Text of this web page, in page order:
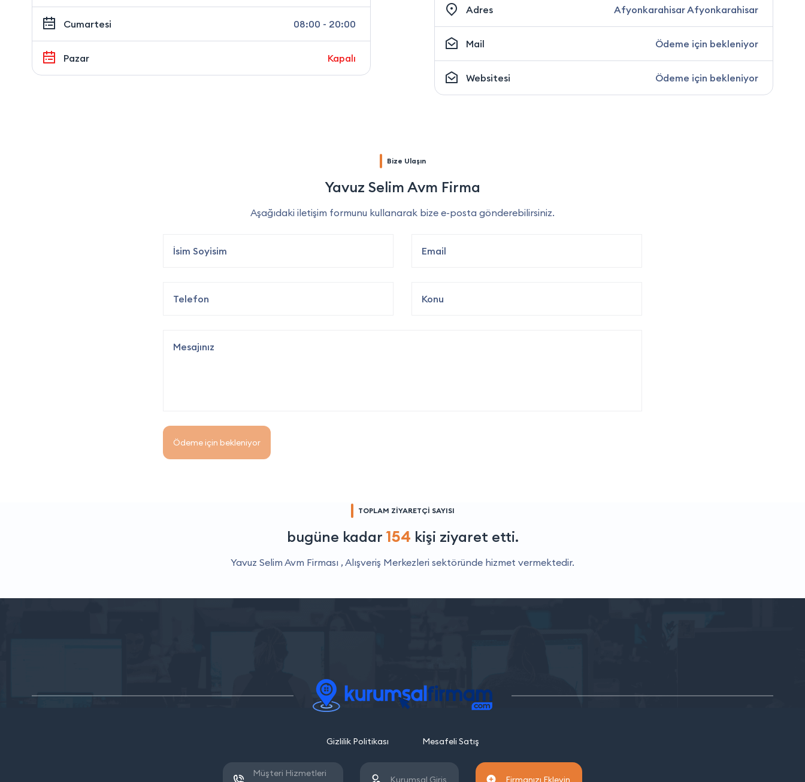
Cumartesi 08:00 - 20:00
Pazar Kapalı
Adres Afyonkarahisar Afyonkarahisar
Mail Ödeme için bekleniyor
Websitesi Ödeme için bekleniyor
Bize Ulaşın
Yavuz Selim Avm Firma
Aşağıdaki iletişim formunu kullanarak bize e-posta gönderebilirsiniz.
Ödeme için bekleniyor
TOPLAM ZİYARETÇİ SAYISI
bugüne kadar 154 kişi ziyaret etti.
Yavuz Selim Avm Firması , Alışveriş Merkezleri sektöründe hizmet vermektedir.
Gizlilik Politikası Mesafeli Satış
Müşteri Hizmetleri
Kurumsal Giriş Firmanızı Ekleyin